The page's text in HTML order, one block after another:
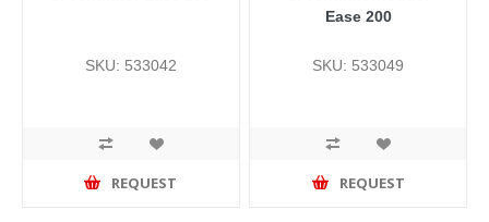
SKU: 533042
REQUEST
Ease 200
SKU: 533049
REQUEST